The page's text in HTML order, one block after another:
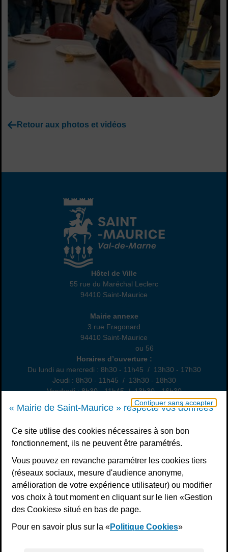
Continuer sans accepter
« Mairie de Saint-Maurice » respecte vos données
Ce site utilise des cookies nécessaires à son bon
fonctionnement, ils ne peuvent être paramétrés.
Vous pouvez en revanche paramétrer les cookies tiers
(réseaux sociaux, mesure d'audience anonyme,
amélioration de votre expérience utilisateur) ou modifier
vos choix à tout moment en cliquant sur le lien «Gestion
des Cookies» situé en bas de page.
Pour en savoir plus sur la «Politique Cookies»
Retour aux photos et vidéos
Hôtel de Ville
Hôtel de Ville
55 rue du Maréchal Leclerc
94410 Saint-Maurice
Annexe
Mairie annexe
3 rue Fragonard
94410 Saint-Maurice
ou 56
Horaires d’ouverture :
Du lundi au mercredi : 8h30 - 11h45 / 13h30 - 17h30
Jeudi : 8h30 - 11h45 / 13h30 - 18h30
Vendredi : 8h30 - 11h45 / 13h30 - 16h30
Un samedi par mois : permanence état civil, sur rendez-vous
S’inscrire à la newsletter
Télécharger l’application
Nous suivre
Facebook
Instagram
Youtube
LinkedIn
Calaméo